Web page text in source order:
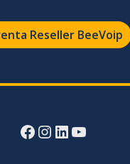
Reseller BeeVoip
Facebook
Instagram
LinkedIn
YouTube